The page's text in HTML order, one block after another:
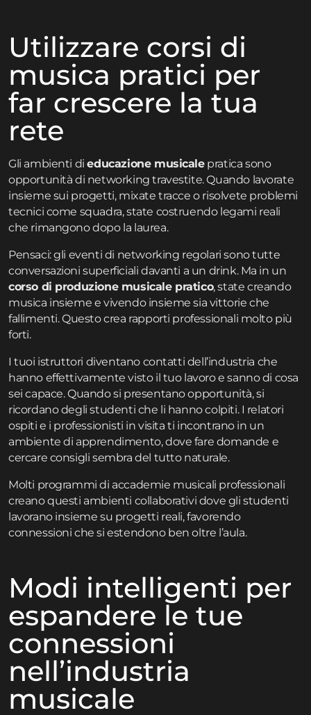
Utilizzare corsi di
musica pratici per
far crescere la tua
rete
Gli ambienti dieducazione musicalepratica sono
opportunità di networking travestite. Quando lavorate
insieme sui progetti, mixate tracce o risolvete problemi
tecnici come squadra, state costruendo legami reali
che rimangono dopo la laurea.
Pensaci: gli eventi di networking regolari sono tutte
conversazioni superficiali davanti a un drink. Ma in un
corso di produzione musicale pratico, state creando
musica insieme e vivendo insieme sia vittorie che
fallimenti. Questo crea rapporti professionali molto più
forti.
I tuoi istruttori diventano contatti dell’industria che
hanno effettivamente visto il tuo lavoro e sanno di cosa
sei capace. Quando si presentano opportunità, si
ricordano degli studenti che li hanno colpiti. I relatori
ospiti e i professionisti in visita ti incontrano in un
ambiente di apprendimento, dove fare domande e
cercare consigli sembra del tutto naturale.
Molti programmi di accademie musicali professionali
creano questi ambienti collaborativi dove gli studenti
lavorano insieme su progetti reali, favorendo
connessioni che si estendono ben oltre l’aula.
Modi intelligenti per
espandere le tue
connessioni
nell’industria
musicale